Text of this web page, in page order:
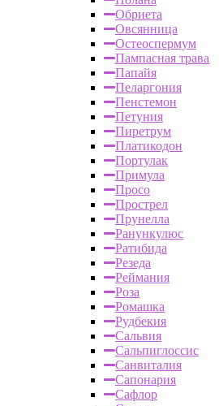
Обриета
Овсянница
Остеоспермум
Пампасная трава
Папайя
Пеларгония
Пенстемон
Петуния
Пиретрум
Платикодон
Портулак
Примула
Просо
Прострел
Прунелла
Ранункулюс
Ратибида
Резеда
Реймания
Роза
Ромашка
Рудбекия
Сальвия
Сальпиглоссис
Санвиталия
Сапонария
Сафлор